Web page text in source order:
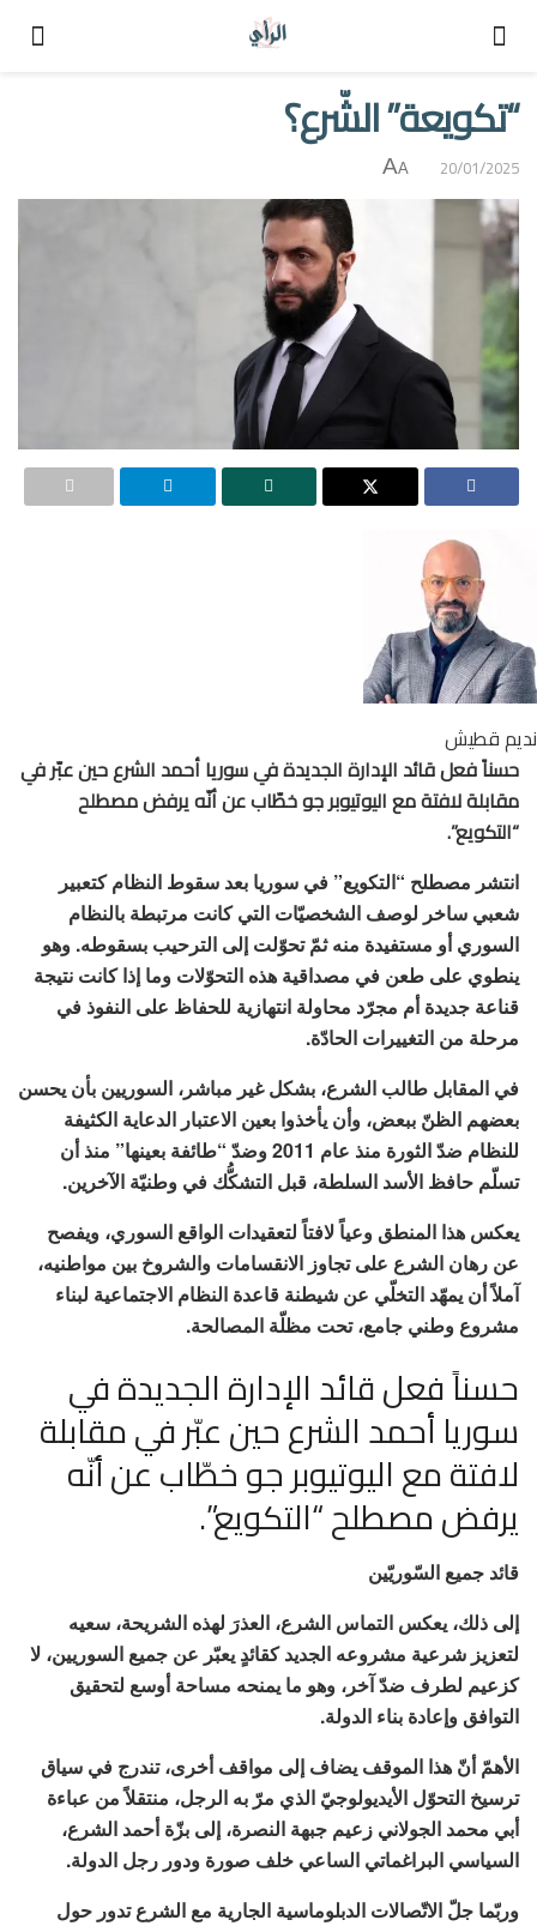
“تكويعة” الشّرع؟
20/01/2025
A
قطيش
حسناً فعل قائد الإدارة الجديدة في سوريا أحمد الشرع حين عبّر في
مقابلة لافتة مع اليوتيوبر جو خطّاب عن أنّه يرفض مصطلح
“التكويع”.
انتشر مصطلح “التكويع” في سوريا بعد سقوط النظام كتعبير
شعبي ساخر لوصف الشخصيّات التي كانت مرتبطة بالنظام
السوري أو مستفيدة منه ثمّ تحوّلت إلى الترحيب بسقوطه. وهو
ينطوي على طعن في مصداقية هذه التحوّلات وما إذا كانت نتيجة
قناعة جديدة أم مجرّد محاولة انتهازية للحفاظ على النفوذ في
مرحلة من التغييرات الحادّة.
‏في المقابل طالب الشرع، بشكل غير مباشر، السوريين بأن يحسن
بعضهم الظنّ ببعض، وأن يأخذوا بعين الاعتبار الدعاية الكثيفة
للنظام ضدّ الثورة منذ عام 2011 وضدّ “طائفة بعينها” منذ أن
تسلّم حافظ الأسد السلطة، قبل التشكُّك في وطنيّة الآخرين.
يعكس هذا المنطق وعياً لافتاً لتعقيدات الواقع السوري، ويفصح
عن رهان الشرع على تجاوز الانقسامات والشروخ بين مواطنيه،
آملاً أن يمهّد التخلّي عن شيطنة قاعدة النظام الاجتماعية لبناء
مشروع وطني جامع، تحت مظلّة المصالحة.
حسناً فعل قائد الإدارة الجديدة في
سوريا أحمد الشرع حين عبّر في مقابلة
لافتة مع اليوتيوبر جو خطّاب عن أنّه
يرفض مصطلح “التكويع”.
قائد جميع السّوريّين
إلى ذلك، يعكس التماس الشرع، العذرَ لهذه الشريحة، سعيه
لتعزيز شرعية مشروعه الجديد كقائدٍ يعبّر عن جميع السوريين، لا
كزعيم لطرف ضدّ آخر، وهو ما يمنحه مساحة أوسع لتحقيق
التوافق وإعادة بناء الدولة.
الأهمّ أنّ هذا الموقف يضاف إلى مواقف أخرى، تندرج في سياق
ترسيخ التحوّل الأيديولوجيّ الذي مرّ به الرجل، منتقلاً من عباءة
أبي محمد الجولاني زعيم جبهة النصرة، إلى بزّة أحمد الشرع،
السياسي البراغماتي الساعي خلف صورة ودور رجل الدولة.
وربّما جلّ الاتّصالات الدبلوماسية الجارية مع الشرع تدور حول